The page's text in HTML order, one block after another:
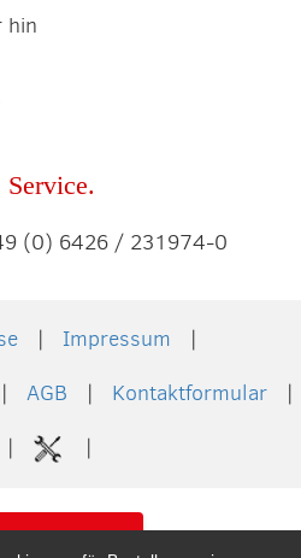
hin
(0) 6426 / 231974-0
Impressum
AGB
Kontaktformular
widerrufen